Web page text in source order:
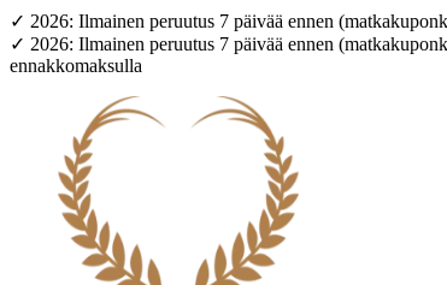
✓ 2026: Ilmainen peruutus 7 päivää ennen
✓ 2026: Ilmainen peruutus 7 päivää ennen
ennakkomaksulla